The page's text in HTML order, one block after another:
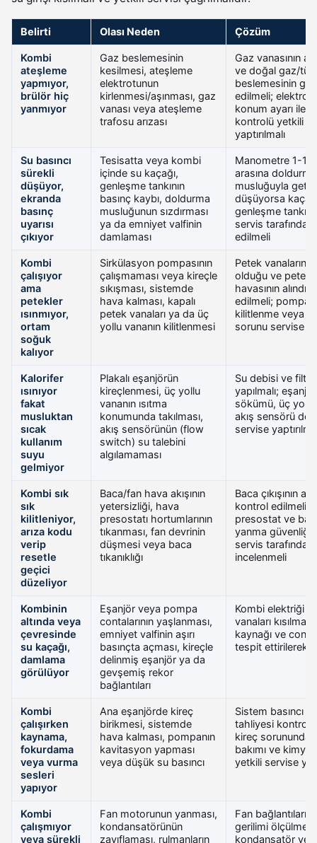
Belirti Olası Neden Çözüm
Kombi
ateşleme
yapmıyor,
brülör hiç
yanmıyor
Gaz beslemesinin
kesilmesi, ateşleme
elektrotunun
kirlenmesi/aşınması, gaz
vanası veya ateşleme
trafosu arızası
Gaz vanasının
ve doğal gaz/tüp
beslemesinin
edilmeli; elektrot
konum ayarı ile
kontrolü yetkili
yaptırılmalı
Su basıncı
sürekli
düşüyor,
ekranda
basınç
uyarısı
çıkıyor
Tesisatta veya kombi
içinde su kaçağı,
genleşme tankının
basınç kaybı, doldurma
musluğunun sızdırması
ya da emniyet valfinin
damlaması
Manometre 1-
arasına doldurma
musluğuyla
düşüyorsa
genleşme tankı
servis
edilmeli
Kombi
çalışıyor
ama
petekler
ısınmıyor,
ortam
soğuk
kalıyor
Sirkülasyon pompasının
çalışmaması veya kireçle
sıkışması, sistemde
hava kalması, kapalı
petek vanaları ya da üç
yollu vananın kilitlenmesi
Petek vanalarının
olduğu ve
havasının
edilmeli; pompa
kilitlenme veya
sorunu servise
Kalorifer
ısınıyor
fakat
musluktan
sıcak
kullanım
suyu
gelmiyor
Plakalı eşanjörün
kireçlenmesi, üç yollu
vananın ısıtma
konumunda takılması,
akış sensörünün (flow
switch) su talebini
algılamaması
Su debisi ve
yapılmalı;
sökümü, üç
akış sensörü
servise
Kombi sık
sık
kilitleniyor,
arıza kodu
verip
resetle
geçici
düzeliyor
Baca/fan hava akışının
yetersizliği, hava
presostatı hortumlarının
tıkanması, fan devrinin
düşmesi veya baca
tıkanıklığı
Baca çıkışının
kontrol edilmeli;
presostat ve
yanma güvenliği
servis
incelenmeli
Kombinin
altında veya
çevresinde
su kaçağı,
damlama
görülüyor
Eşanjör veya pompa
contalarının yaşlanması,
emniyet valfinin aşırı
basınçta açması, kireçle
delinmiş eşanjör ya da
gevşemiş rekor
bağlantıları
Kombi elektriği
vanaları kısılmalı;
kaynağı ve
tespit ettirilerek
Kombi
çalışırken
kaynama,
fokurdama
veya vurma
sesleri
yapıyor
Ana eşanjörde kireç
birikmesi, sistemde
hava kalması, pompanın
kavitasyon yapması
veya düşük su basıncı
Sistem basıncı
tahliyesi kontrol
kireç sorununda
bakımı ve
yetkili servise
Kombi
çalışmıyor
veya sürekli
Fan motorunun yanması,
kondansatörünün
zayıflaması, rulmanların
Fan bağlantıları
gerilimi ölçülmeli;
kondansatör